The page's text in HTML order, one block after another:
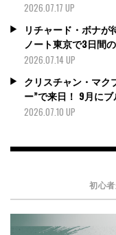
2026.07.17 UP
リチャード・ボナが
ノート東京で3日間
2026.07.14 UP
クリスチャン・マク
ー”で来日！ 9月に
2026.07.10 UP
初心